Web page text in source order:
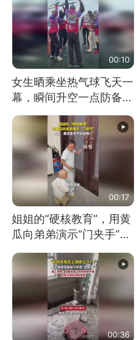
00:10
女生晒乘坐热气球飞天一
幕，瞬间升空一点防备都
没有
00:17
姐姐的“硬核教育”，用黄
瓜向弟弟演示“门夹手”，
网友：果然言传不如身
教！
00:36